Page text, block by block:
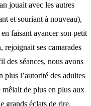
jouait avec les autres
et souriant à nouveau),
faisant avancer son petit
rejoignait ses camarades
des séances, nous avons
plus l’autorité des adultes
de plus en plus aux
grands éclats de rire.